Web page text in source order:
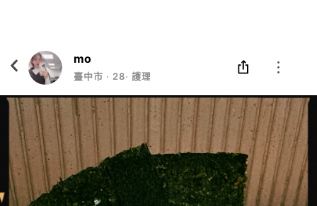
mo
臺中市 ‧ 28‧ 護理師